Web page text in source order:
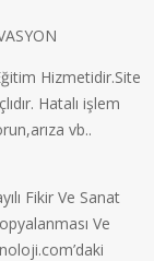
Hizmetidir.Site
Hatalı işlem
vb..
Fikir Ve Sanat
Ve